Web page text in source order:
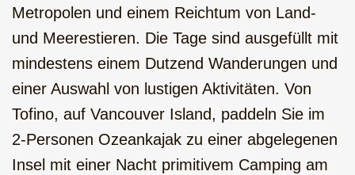
Metropolen und einem Reichtum von Land-
und Meerestieren. Die Tage sind ausgefüllt mit
mindestens einem Dutzend Wanderungen und
einer Auswahl von lustigen Aktivitäten. Von
Tofino, auf Vancouver Island, paddeln Sie im
2-Personen Ozeankajak zu einer abgelegenen
Insel mit einer Nacht primitivem Camping am